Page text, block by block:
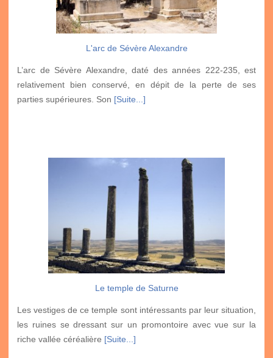
L'arc de Sévère Alexandre
L’arc de Sévère Alexandre, daté des années 222-235, est
relativement bien conservé, en dépit de la perte de ses
parties supérieures. Son [Suite...]
Le temple de Saturne
Les vestiges de ce temple sont intéressants par leur situation,
les ruines se dressant sur un promontoire avec vue sur la
riche vallée céréalière [Suite...]